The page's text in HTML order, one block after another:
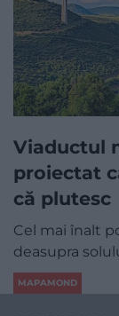
Viaductul
proiectat
că plutesc
Cel mai înalt
deasupra
MAPAMOND